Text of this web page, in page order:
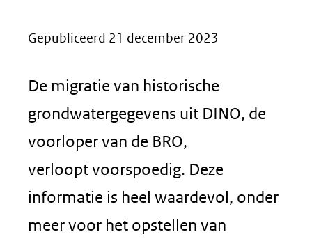
Gepubliceerd 21 december 2023
De migratie van historische
grondwatergegevens uit DINO, de
voorloper van de BRO,
verloopt voorspoedig. Deze
informatie is heel waardevol, onder
meer voor het opstellen van